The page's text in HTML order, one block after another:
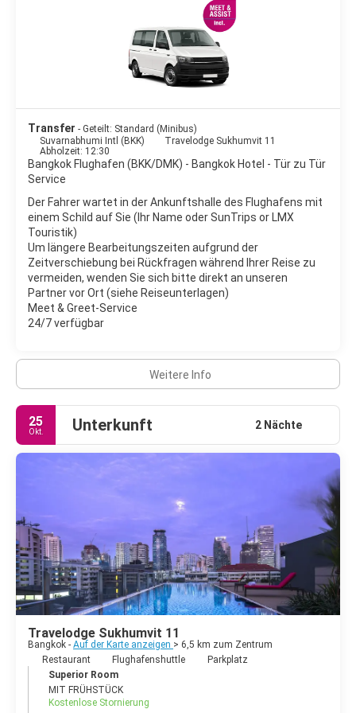
gibt eigentlich nichts, was es in Bangkok nicht gibt.
Bangkok hat kein wirkliches Stadtzentrum, dafür aber
verschiedene "zentrale Viertel". Die meistbesuchte Gegend
tagsüber ist die Altstadt, die am Ostufer des Flusses Chao
Phraya liegt. Hier gibt es fantastische historische Architektur,
Road und Surawongse Road. Weiter östlich erstreckt sich das
modernste Viertel voller Geschäfte, Hotels und Botschaften
entlang der Sukhumvit Road. Bangkok wurde früher wegen
seiner vielen Wasserstraßen als "Venedig des Ostens"
nur noch in Thonburi, westlich des Chao Phraya.
Bangkok besitzt einen modernen Skytrain, der es jedem
Touristen erlaubt, die Stadt auf eigene Faust zu erkunden.
Taxifahrten sind erschwinglich, können aber aufgrund der
vollen Straßen zeitaufwendig sein.
In Bangkok herrscht ganzjährig ein warmes, feuchtes Klima.
Während des Monsuns, etwa von April bis Oktober, fällt der
Transfer - Geteilt: Standard (Minibus)
Suvarnabhumi Intl (BKK)
Travelodge Sukhumvit 11
Abholzeit: 12:30
Bangkok Flughafen (BKK/DMK) - Bangkok Hotel - Tür zu Tür
Service
Der Fahrer wartet in der Ankunftshalle des Flughafens mit
einem Schild auf Sie (Ihr Name oder SunTrips or LMX
Touristik)
Um längere Bearbeitungszeiten aufgrund der
Zeitverschiebung bei Rückfragen während Ihrer Reise zu
vermeiden, wenden Sie sich bitte direkt an unseren
Partner vor Ort (siehe Reiseunterlagen)
Meet & Greet-Service
24/7 verfügbar
Weitere Info
25
Okt. Unterkunft 2 Nächte
Travelodge Sukhumvit 11
Bangkok - Auf der Karte anzeigen > 6,5 km zum Zentrum
Restaurant
Flughafenshuttle
Parkplatz
Superior Room
MIT FRÜHSTÜCK
Kostenlose Stornierung